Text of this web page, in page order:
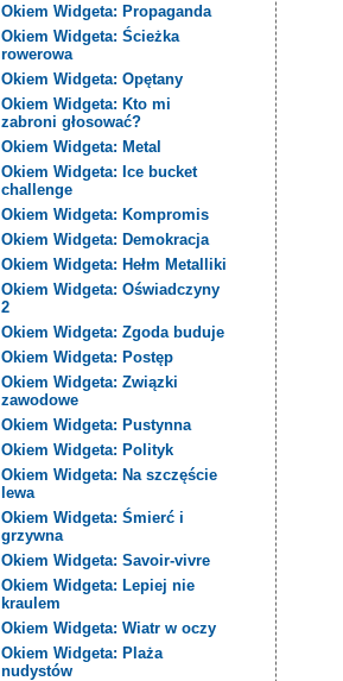
Okiem Widgeta: Propaganda
Okiem Widgeta: Ścieżka
rowerowa
Okiem Widgeta: Opętany
Okiem Widgeta: Kto mi
zabroni głosować?
Okiem Widgeta: Metal
Okiem Widgeta: Ice bucket
challenge
Okiem Widgeta: Kompromis
Okiem Widgeta: Demokracja
Okiem Widgeta: Hełm Metalliki
Okiem Widgeta: Oświadczyny
2
Okiem Widgeta: Zgoda buduje
Okiem Widgeta: Postęp
Okiem Widgeta: Związki
zawodowe
Okiem Widgeta: Pustynna
Okiem Widgeta: Polityk
Okiem Widgeta: Na szczęście
lewa
Okiem Widgeta: Śmierć i
grzywna
Okiem Widgeta: Savoir-vivre
Okiem Widgeta: Lepiej nie
kraulem
Okiem Widgeta: Wiatr w oczy
Okiem Widgeta: Plaża
nudystów